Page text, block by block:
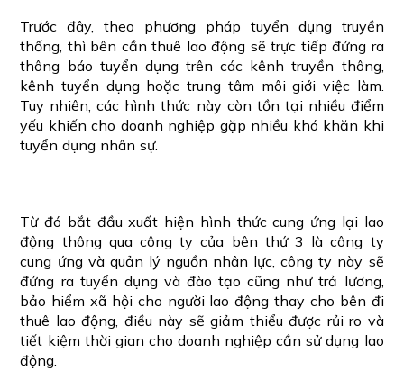
Trước đây, theo phương pháp tuyển dụng truyền
thống, thì bên cần thuê lao động sẽ trực tiếp đứng ra
thông báo tuyển dụng trên các kênh truyền thông,
kênh tuyển dụng hoặc trung tâm môi giới việc làm.
Tuy nhiên, các hình thức này còn tồn tại nhiều điểm
yếu khiến cho doanh nghiệp gặp nhiều khó khăn khi
tuyển dụng nhân sự.
Từ đó bắt đầu xuất hiện hình thức cung ứng lại lao
động thông qua công ty của bên thứ 3 là công ty
cung ứng và quản lý nguồn nhân lực, công ty này sẽ
đứng ra tuyển dụng và đào tạo cũng như trả lương,
bảo hiểm xã hội cho người lao động thay cho bên đi
thuê lao động, điều này sẽ giảm thiểu được rủi ro và
tiết kiệm thời gian cho doanh nghiệp cần sử dụng lao
động.